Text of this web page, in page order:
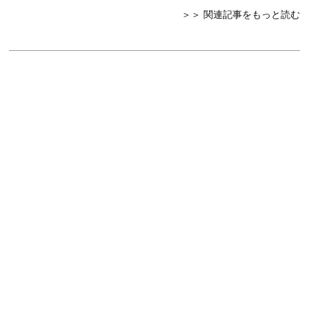
＞＞ 関連記事をもっと読む